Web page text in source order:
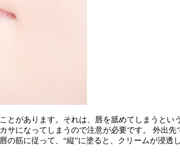
とがあります。それは、唇を舐めてしまうと
サになってしまうので注意が必要です。 外出
筋に従って、“縦”に塗ると、クリームが浸透